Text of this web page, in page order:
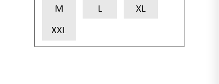
M L
XL
XXL